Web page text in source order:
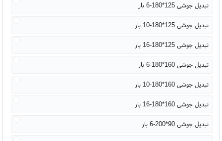
تبدیل جوشی 125*180-6 بار
تبدیل جوشی 125*180-10 بار
تبدیل جوشی 125*180-16 بار
تبدیل جوشی 160*180-6 بار
تبدیل جوشی 160*180-10 بار
تبدیل جوشی 160*180-16 بار
تبدیل جوشی 90*200-6 بار